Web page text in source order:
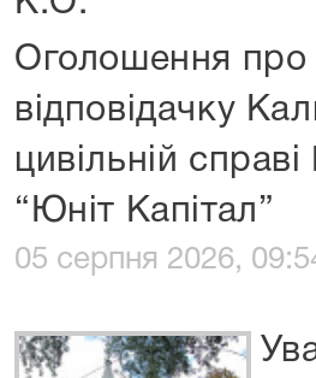
Оголошення про
відповідачку
цивільній
“Юніт Капітал”
05 серпня 2026,